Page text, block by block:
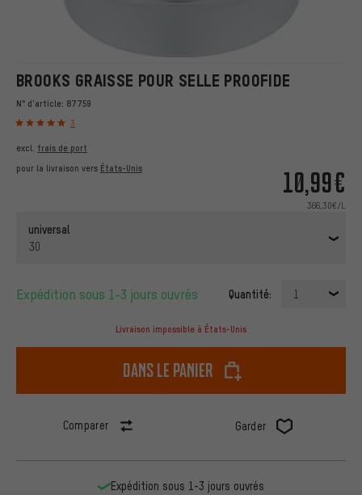
BROOKS GRAISSE POUR SELLE PROOFIDE
N° d'article: 87759
3
10,99€
366,30€/L
excl. frais de port
pour la livraison vers États-Unis
universal
30
Expédition sous 1-3 jours ouvrés Quantité: 1
Livraison impossible à États-Unis
dans le panier
Comparer Garder
Expédition sous 1-3 jours ouvrés